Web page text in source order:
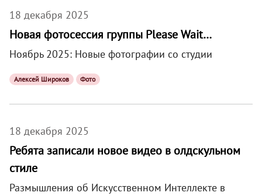
18 декабря 2025
Новая фотосессия группы Please Wait…
Ноябрь 2025: Новые фотографии со студии
Алексей Широков Фото
18 декабря 2025
Ребята записали новое видео в олдскульном
стиле
Размышления об Искусственном Интеллекте в